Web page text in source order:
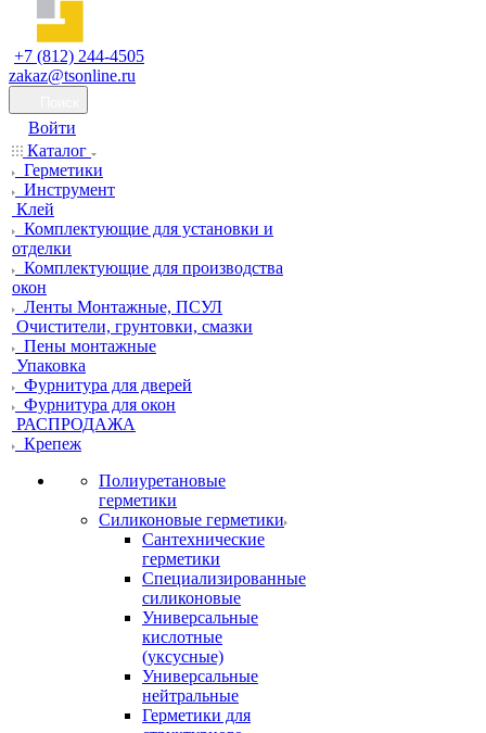
+7 (812) 244-4505
zakaz@tsonline.ru
Войти
Каталог
Герметики
Инструмент
Клей
Комплектующие для установки и
отделки
Комплектующие для производства
окон
Ленты Монтажные, ПСУЛ
Очистители, грунтовки, смазки
Пены монтажные
Упаковка
Фурнитура для дверей
Фурнитура для окон
РАСПРОДАЖА
Крепеж
Полиуретановые
герметики
Силиконовые герметики
Сантехнические
герметики
Специализированные
силиконовые
Универсальные
кислотные
(уксусные)
Универсальные
нейтральные
Герметики для